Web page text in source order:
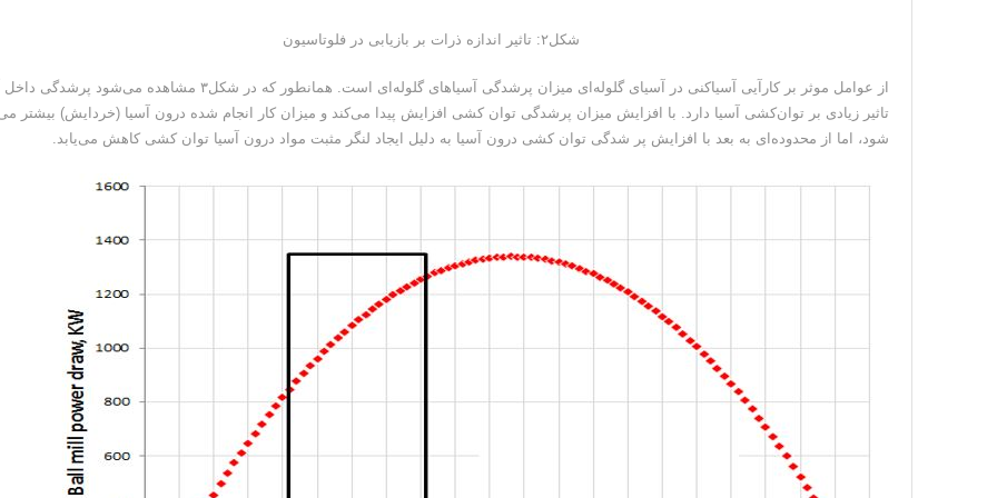
شکل۲: تاثیر اندازه ذرات بر بازیابی در فلوتاسیون
از عوامل موثر بر کارآیی آسیاکنی در آسیای گلوله‌ای میزان پرشدگی آسیاهای گلوله‌ای است. همانطور که در شکل۳ مشاهده می‌شود
تاثیر زیادی بر توان‌کشی آسیا دارد. با افزایش میزان پرشدگی توان کشی افزایش پیدا می‌کند و میزان کار انجام شده درون آسیا (خردایش) بیشتر
شود، اما از محدوده‌ای به بعد با افزایش پر شدگی توان کشی درون آسیا به دلیل ایجاد لنگر مثبت مواد درون آسیا توان کشی کاهش می‌یابد.